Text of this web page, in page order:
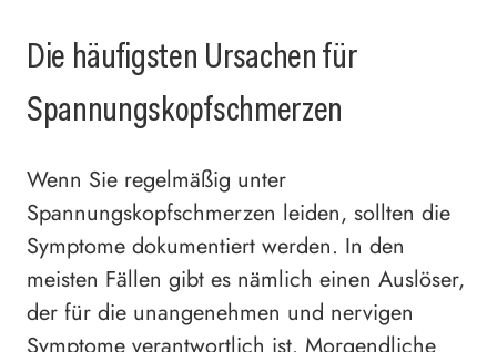
Die häufigsten Ursachen für
Spannungskopfschmerzen
Wenn Sie regelmäßig unter
Spannungskopfschmerzen leiden, sollten die
Symptome dokumentiert werden. In den
meisten Fällen gibt es nämlich einen Auslöser,
der für die unangenehmen und nervigen